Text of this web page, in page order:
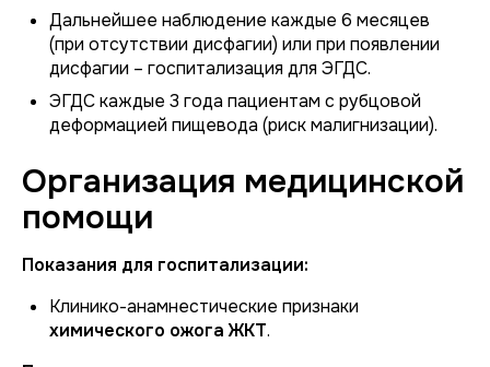
Дальнейшее наблюдение каждые 6 месяцев
(при отсутствии дисфагии) или при появлении
дисфагии – госпитализация для ЭГДС.
ЭГДС каждые 3 года пациентам с рубцовой
деформацией пищевода (риск малигнизации).
Организация медицинской
помощи
Показания для госпитализации:
Клинико-анамнестические признаки
химического ожога ЖКТ.